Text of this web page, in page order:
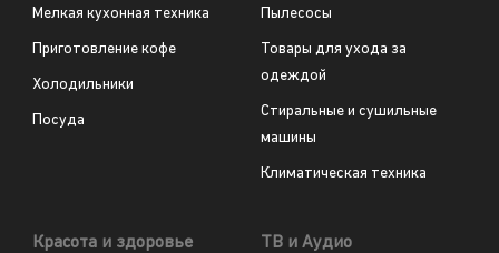
Мелкая кухонная техника
Приготовление кофе
Холодильники
Посуда
Пылесосы
Товары для ухода за
одеждой
Стиральные и сушильные
машины
Климатическая техника
Красота и здоровье ТВ и Аудио